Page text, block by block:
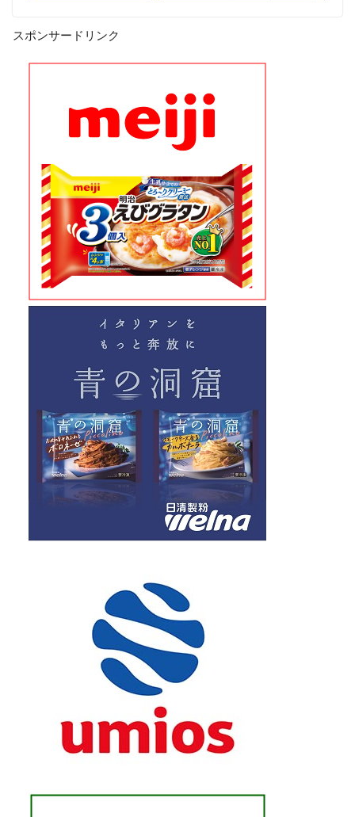
スポンサードリンク